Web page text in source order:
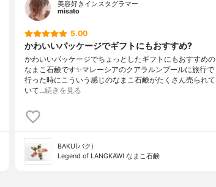
美容好きインスタグラマー
misato
5.00
かわいいパッケージでギフトにもおすすめ?
かわいいパッケージでちょっとしたギフトにもおすすめの
なまこ石鹸です✨マレーシアのクアラルンプールに旅行で
行った時にこういう感じのなまこ石鹸がたくさん売られて
いて…続きを見る
BAKU(バク)
Legend of LANGKAWI なまこ石鹸